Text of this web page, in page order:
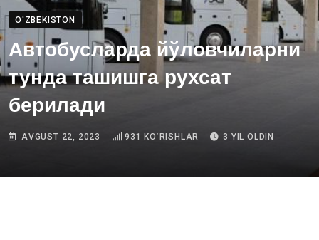
O'ZBEKISTON
Автобусларда йўловчиларни
тунда ташишга рухсат
берилади
AVGUST 22, 2023 931 KOʻRISHLAR 3 YIL OLDIN